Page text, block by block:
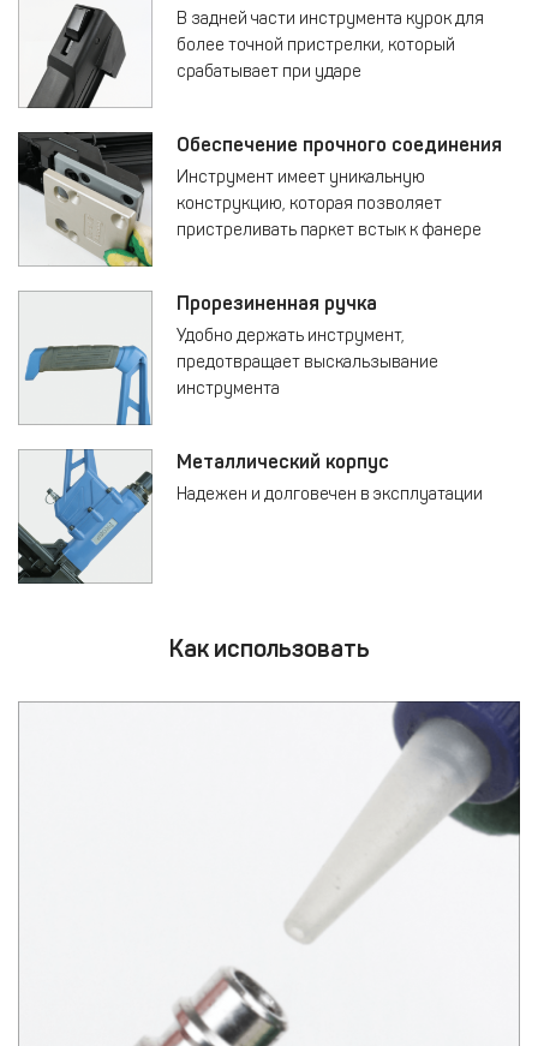
В задней части инструмента курок для
более точной пристрелки, который
срабатывает при ударе
Обеспечение прочного соединения
Инструмент имеет уникальную
конструкцию, которая позволяет
пристреливать паркет встык к фанере
Прорезиненная ручка
Удобно держать инструмент,
предотвращает выскальзывание
инструмента
Металлический корпус
Надежен и долговечен в эксплуатации
Как использовать